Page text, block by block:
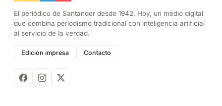
El periódico de Santander desde 1942. Hoy, un medio digital
que combina periodismo tradicional con inteligencia artificial
al servicio de la verdad.
Edición impresa Contacto